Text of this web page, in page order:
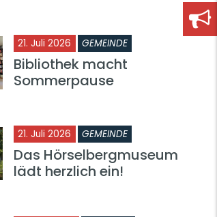
21. Juli 2026 GEMEINDE
Bibliothek macht
Sommerpause
21. Juli 2026 GEMEINDE
Das Hörselbergmuseum
lädt herzlich ein!